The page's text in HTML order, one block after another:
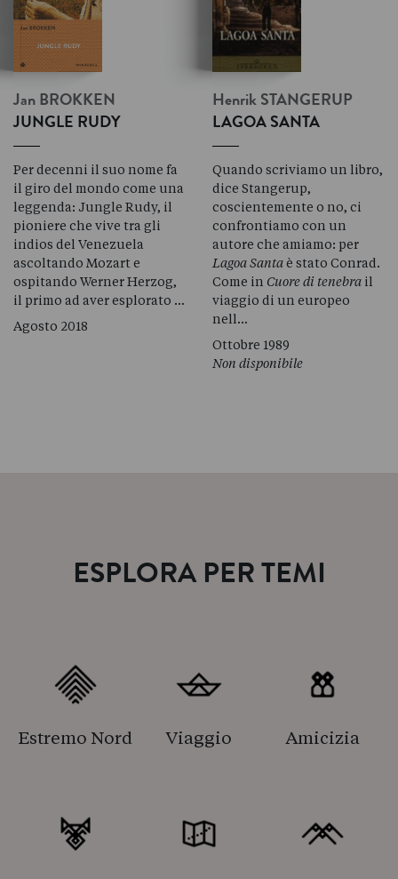
Jan BROKKEN
JUNGLE RUDY
Per decenni il suo nome fa
il giro del mondo come una
leggenda: Jungle Rudy, il
pioniere che vive tra gli
indios del Venezuela
ascoltando Mozart e
ospitando Werner Herzog,
il primo ad aver esplorato …
Agosto 2018
Henrik STANGERUP
LAGOA SANTA
Quando scriviamo un libro,
dice Stangerup,
coscientemente o no, ci
confrontiamo con un
autore che amiamo: per
Lagoa Santaè stato Conrad.
Come in Cuore di tenebra il
viaggio di un europeo
nell…
Ottobre 1989
Non disponibile
ESPLORA PER TEMI
Estremo Nord Viaggio Amicizia